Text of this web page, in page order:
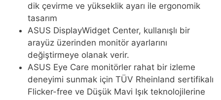
dik çevirme ve yükseklik ayarı ile ergonomik
tasarım
ASUS DisplayWidget Center, kullanışlı bir
arayüz üzerinden monitör ayarlarını
değiştirmeye olanak verir.
ASUS Eye Care monitörler rahat bir izleme
deneyimi sunmak için TÜV Rheinland sertifikalı
Flicker-free ve Düşük Mavi Işık teknolojilerine